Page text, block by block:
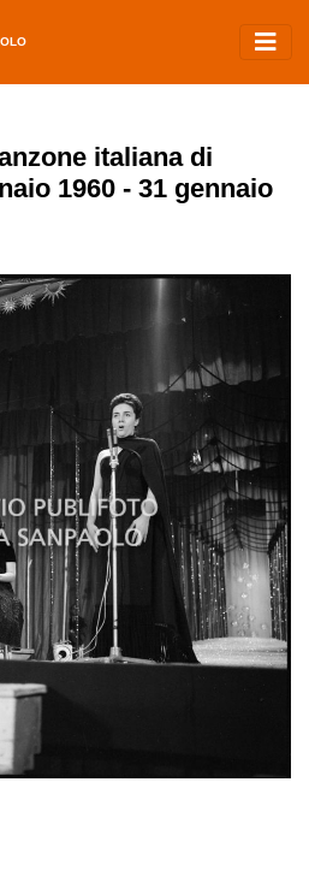
italiana di
1960 - 31 gennaio